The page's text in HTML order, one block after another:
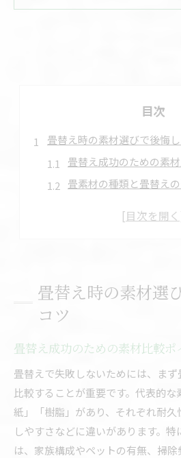
目次
畳替え時の素材選びで後悔
畳替え成功のための素
畳素材の種類と畳替え
畳替えで後悔しないた
畳替えでダニ対策に強
カビに強い畳素材の特徴
畳素材ごとのダニ・カビ
畳替えの際に考える衛
樹脂や和紙など畳種類別の特
畳替えで選ぶ樹脂・和
畳素材ごとの特徴と畳
畳替え時の素材選
コツ
畳替え成功のための素材比較ポ
畳替えで失敗しないためには、ま
比較することが重要です。代表的
紙」「樹脂」があり、それぞれ耐
しやすさなどに違いがあります。
は、家族構成やペットの有無、掃